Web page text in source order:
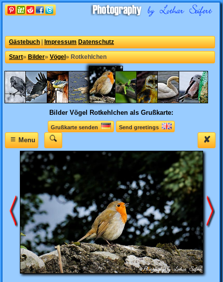
Gästebuch Impressum Datenschutz
Start» Bilder» Vögel » Rotkehlchen
Bilder Vögel Rotkehlchen als Grußkarte:
Grußkarte senden Send greetings
✘
≡Menu